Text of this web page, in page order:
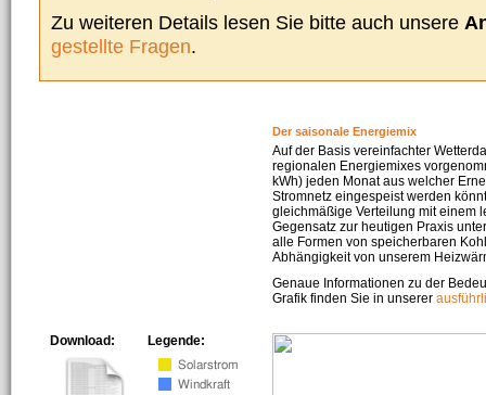
Zu weiteren Details lesen Sie bitte auch unsere
gestellte Fragen.
Der saisonale Energiemix
Auf der Basis vereinfachter
regionalen Energiemixes
kWh) jeden Monat aus welcher
Stromnetz eingespeist werden
gleichmäßige Verteilung mit einem
Gegensatz zur heutigen Praxis
alle Formen von speicherbaren
Abhängigkeit von unserem
Genaue Informationen zu der
Grafik finden Sie in unserer
Legende:
Download: